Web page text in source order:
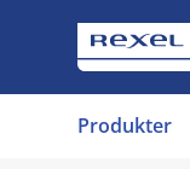
Produkter